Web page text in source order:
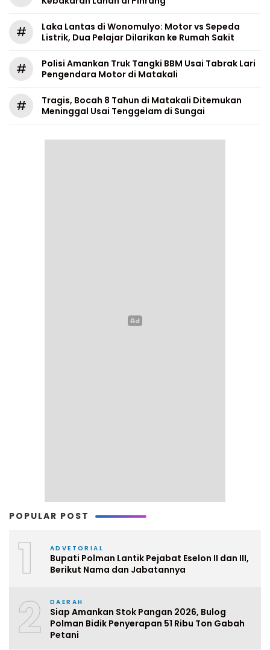
#
Laka Lantas di Wonomulyo: Motor vs Sepeda
Listrik, Dua Pelajar Dilarikan ke Rumah Sakit
#
Polisi Amankan Truk Tangki BBM Usai Tabrak Lari
Pengendara Motor di Matakali
#
Tragis, Bocah 8 Tahun di Matakali Ditemukan
Meninggal Usai Tenggelam di Sungai
POPULAR POST
1 ADVETORIAL
Bupati Polman Lantik Pejabat Eselon II dan III,
Berikut Nama dan Jabatannya
2 DAERAH
Siap Amankan Stok Pangan 2026, Bulog
Polman Bidik Penyerapan 51 Ribu Ton Gabah
Petani